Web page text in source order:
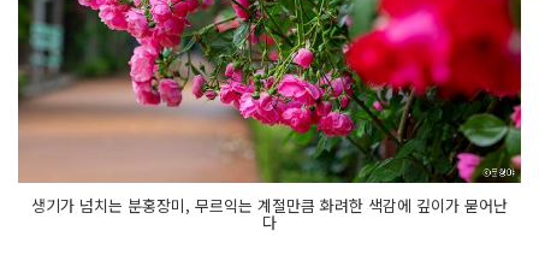
생기가 넘치는 분홍장미, 무르익는 계절만큼 화려한 색감에 깊이가 묻어난
다